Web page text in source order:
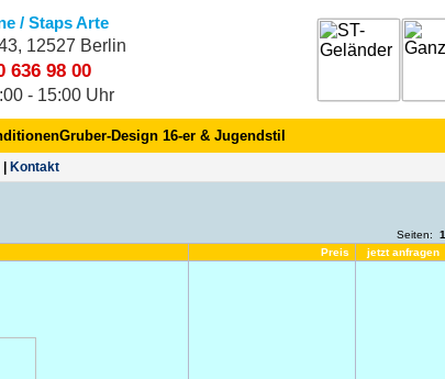
/ Staps Arte
12527 Berlin
636 98 00
- 15:00 Uhr
Gruber-Design 16-er & Jugendstil
Kontakt
Seiten: 1
Preis
jetzt anfragen